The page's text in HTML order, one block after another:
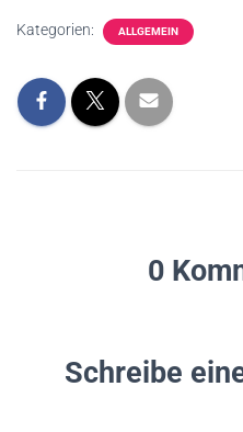
Kategorien: ALLGEMEIN
0
Schreibe